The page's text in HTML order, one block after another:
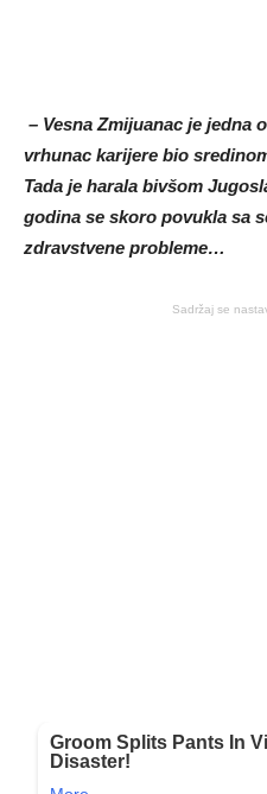
– Vesna Zmijuanac je jedna
vrhunac karijere bio
Tada je harala bivšom
godina se skoro povukla sa
zdravstvene probleme…
Sadržaj se